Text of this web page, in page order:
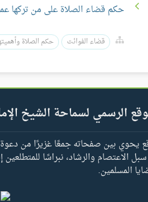
حكم قضاء الصلاة على من تركها
قضاء الفوائت حكم الصلاة
الرسمي لسماحة الشيخ
يحوي بين صفحاته جمعًا غزيرًا من دعوة
الاعتصام والرشاد، نبراسًا
المسلمين.